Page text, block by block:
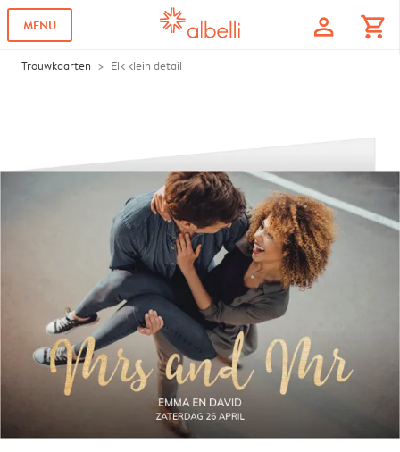
MENU profile shopping_cart
Trouwkaarten Elk klein detail